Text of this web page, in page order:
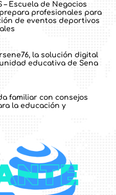
– Escuela de Negocios
profesionales para
de eventos deportivos
la solución digital
educativa de Sena
familiar con consejos
la educación y